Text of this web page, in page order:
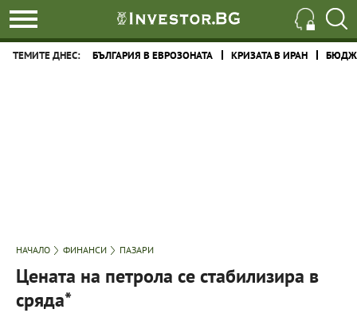
ТЕМИТЕ ДНЕС: БЪЛГАРИЯ В ЕВРОЗОНАТА КРИЗАТА В ИРАН
НАЧАЛО ФИНАНСИ ПАЗАРИ
Цената на петрола се стабилизира в
сряда*